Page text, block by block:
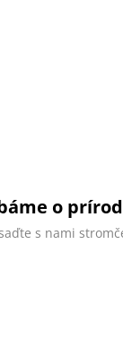
o
s nami